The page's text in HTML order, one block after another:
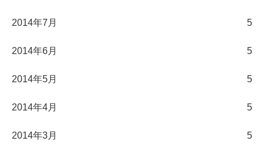
2014年7月 5
2014年6月 5
2014年5月 5
2014年4月 5
2014年3月 5